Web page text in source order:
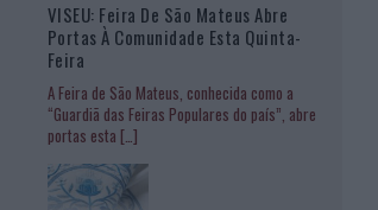
VISEU: Feira De São Mateus Abre
Portas À Comunidade Esta Quinta-
Feira
A Feira de São Mateus, conhecida como a
“Guardiã das Feiras Populares do país”, abre
portas esta […]